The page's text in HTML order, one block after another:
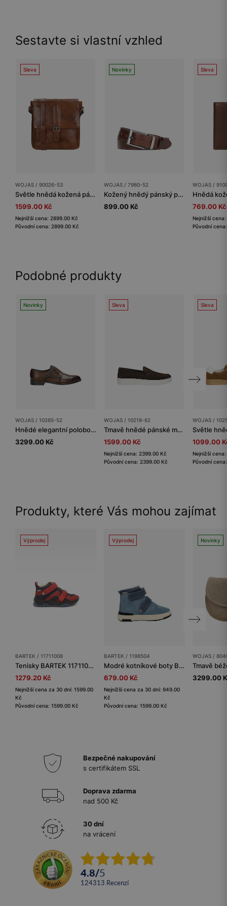
Sestavte si vlastní vzhled
Sleva
WOJAS / 90026-53
Světle hnědá kožená pánská taška přes rameno
1599.00 Kč
Nejnižší cena: 2899.00 Kč
Původní cena: 2899.00 Kč
Novinky
WOJAS / 7980-52
Kožený hnědý pánský pásek
899.00 Kč
Sleva
WOJAS /
769.00 Kč
Nejnižší
Původní
Podobné produkty
Novinky
WOJAS / 10265-52
Hnědé elegantní polobotky typu monk
3299.00 Kč
Sleva
WOJAS / 10218-62
Tmavě hnědé pánské mokasíny na bílé podrážce
1599.00 Kč
Nejnižší cena: 2399.00 Kč
Původní cena: 2399.00 Kč
Sleva
WOJAS /
1099.00
Nejnižší
Původní
Produkty, které Vás mohou zajímat
Výprodej
BARTEK / 11711008
Tenisky BARTEK 11711008, pro kluky, tmavě modro-červené
1279.20 Kč
Nejnižší cena za 30 dní: 1599.00
Kč
Původní cena: 1599.00 Kč
Výprodej
BARTEK / 1198504
Modré kotníkové boty BARTEK z pravé kůže 1198504
679.00 Kč
Nejnižší cena za 30 dní: 949.00
Kč
Původní cena: 1599.00 Kč
Novinky
WOJAS /
3299.00
Bezpečné nakupování
s certifikátem SSL
Doprava zdarma
nad 500 Kč
30 dní
na vrácení
4.8/5
124313 recenzí